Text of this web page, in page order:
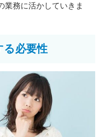
業務に活かしていきま
る必要性